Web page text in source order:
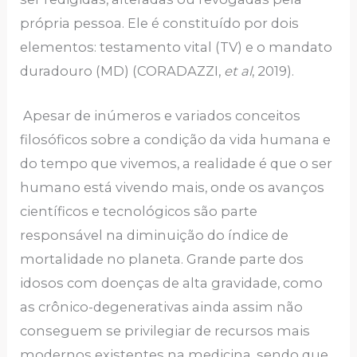
própria pessoa. Ele é constituído por dois
elementos: testamento vital (TV) e o mandato
duradouro (MD) (CORADAZZI, et al, 2019).
Apesar de inúmeros e variados conceitos
filosóficos sobre a condição da vida humana e
do tempo que vivemos, a realidade é que o ser
humano está vivendo mais, onde os avanços
científicos e tecnológicos são parte
responsável na diminuição do índice de
mortalidade no planeta. Grande parte dos
idosos com doenças de alta gravidade, como
as crônico-degenerativas ainda assim não
conseguem se privilegiar de recursos mais